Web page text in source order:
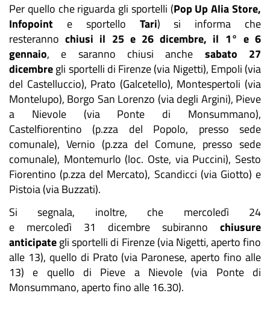
Per quello che riguarda gli sportelli (Pop Up Alia Store,
Infopoint e sportello Tari) si informa che
resterannochiusi il 25 e 26 dicembre, il 1° e 6
gennaio, e saranno chiusi anche sabato 27
dicembregli sportelli di Firenze (via Nigetti), Empoli (via
del Castelluccio), Prato (Galcetello), Montespertoli (via
Montelupo), Borgo San Lorenzo (via degli Argini), Pieve
a Nievole (via Ponte di Monsummano),
Castelfiorentino (p.zza del Popolo, presso sede
comunale), Vernio (p.zza del Comune, presso sede
comunale), Montemurlo (loc. Oste, via Puccini), Sesto
Fiorentino (p.zza del Mercato), Scandicci (via Giotto) e
Pistoia (via Buzzati).
Si segnala, inoltre, che mercoledì 24
e mercoledì 31 dicembre subiranno chiusure
anticipategli sportelli di Firenze (via Nigetti, aperto fino
alle 13), quello di Prato (via Paronese, aperto fino alle
13) e quello di Pieve a Nievole (via Ponte di
Monsummano, aperto fino alle 16.30).